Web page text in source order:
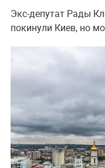
Экс-депутат Рады
покинули Киев, но